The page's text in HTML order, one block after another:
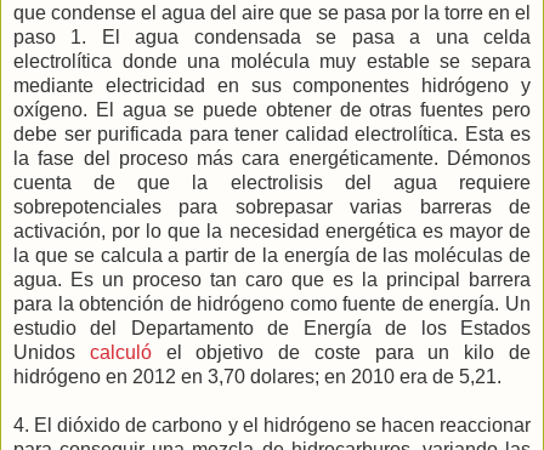
que condense el agua del aire que se pasa por la torre en el
paso 1. El agua condensada se pasa a una celda
electrolítica donde una molécula muy estable se separa
mediante electricidad en sus componentes hidrógeno y
oxígeno. El agua se puede obtener de otras fuentes pero
debe ser purificada para tener calidad electrolítica. Esta es
la fase del proceso más cara energéticamente. Démonos
cuenta de que la electrolisis del agua requiere
sobrepotenciales para sobrepasar varias barreras de
activación, por lo que la necesidad energética es mayor de
la que se calcula a partir de la energía de las moléculas de
agua. Es un proceso tan caro que es la principal barrera
para la obtención de hidrógeno como fuente de energía. Un
estudio del Departamento de Energía de los Estados
Unidos calculóel objetivo de coste para un kilo de
hidrógeno en 2012 en 3,70 dolares; en 2010 era de 5,21.
4. El dióxido de carbono y el hidrógeno se hacen reaccionar